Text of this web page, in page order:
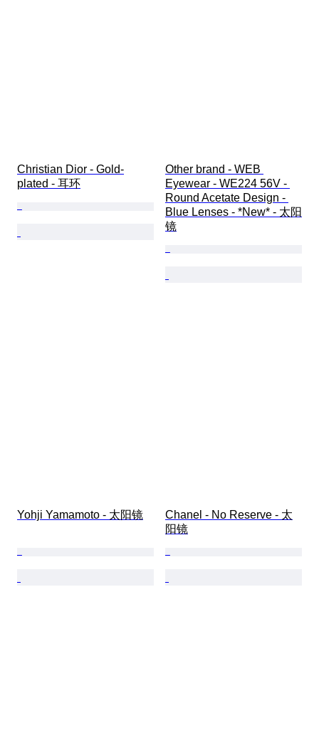
Christian Dior - Gold-
plated - 耳环
Other brand - WEB
Eyewear - WE224 56V -
Round Acetate Design -
Blue Lenses - *New* - 太阳
镜
Yohji Yamamoto - 太阳镜
Chanel - No Reserve - 太
阳镜